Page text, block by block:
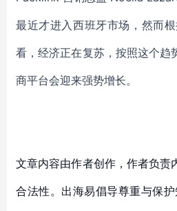
最近才进入西班牙市场，然而
看，经济正在复苏，按照这个趋
商平台会迎来强势增长。
文章内容由作者创作，作者负责
合法性。出海易倡导尊重与保